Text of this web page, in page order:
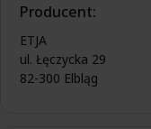
Producent:
ETJA
ul. Łęczycka 29
82-300 Elbląg